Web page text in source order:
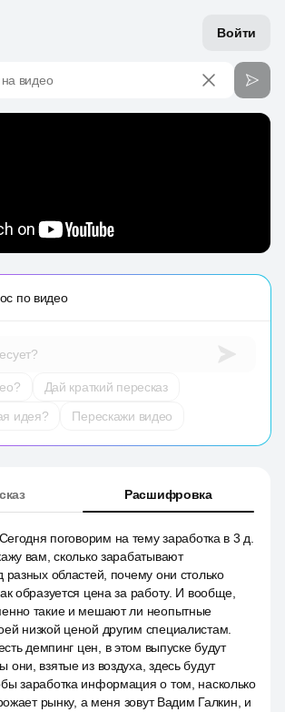
Войти
на видео
по видео
Дай краткий пересказ
идея?
Перескажи видео
Расшифровка
поговорим на тему заработка в 3 д.
вам, сколько зарабатывают
разных областей, почему они столько
образуется цена за работу. И вообще,
такие и мешают ли неопытные
низкой ценой другим специалистам.
демпинг цен, в этом выпуске будут
взятые из воздуха, здесь будут
заработка информация о том, насколько
рынку, а меня зовут Вадим Галкин, и